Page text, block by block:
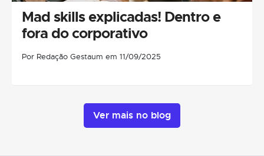
Mad skills explicadas! Dentro e
fora do corporativo
Por Redação Gestaum em 11/09/2025
Ver mais no blog